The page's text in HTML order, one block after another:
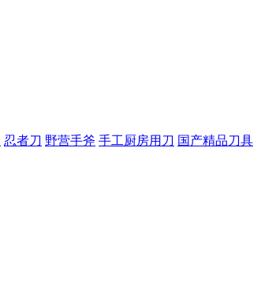
忍者刀 野营手斧 手工厨房用刀 国产精品刀具